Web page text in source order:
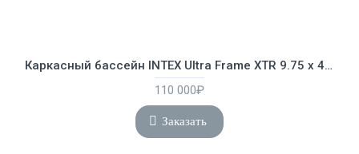
Каркасный бассейн INTEX Ultra Frame XTR 9.75 х 4.88 х 1.32 м ; артикул 26374
110 000₽
Заказать